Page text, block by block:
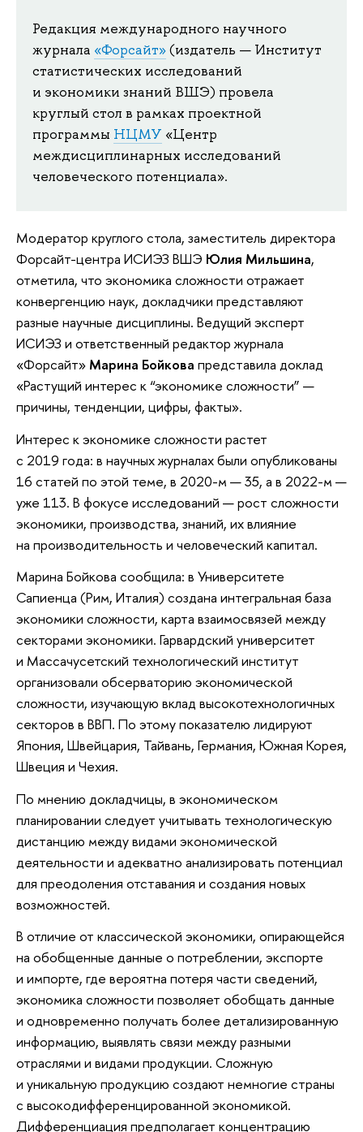
Редакция международного научного
журнала «Форсайт»(издатель — Институт
статистических исследований
и экономики знаний ВШЭ) провела
круглый стол в рамках проектной
программы НЦМУ «Центр
междисциплинарных исследований
человеческого потенциала».
Модератор круглого стола, заместитель директора
Форсайт-центра ИСИЭЗ ВШЭ Юлия Мильшина,
отметила, что экономика сложности отражает
конвергенцию наук, докладчики представляют
разные научные дисциплины. Ведущий эксперт
ИСИЭЗ и ответственный редактор журнала
«Форсайт» Марина Бойкова представила доклад
«Растущий интерес к “экономике сложности” —
причины, тенденции, цифры, факты».
Интерес к экономике сложности растет
с 2019 года: в научных журналах были опубликованы
16 статей по этой теме, в 2020-м — 35, а в 2022-м —
уже 113. В фокусе исследований — рост сложности
экономики, производства, знаний, их влияние
на производительность и человеческий капитал.
Марина Бойкова сообщила: в Университете
Сапиенца (Рим, Италия) создана интегральная база
экономики сложности, карта взаимосвязей между
секторами экономики. Гарвардский университет
и Массачусетский технологический институт
организовали обсерваторию экономической
сложности, изучающую вклад высокотехнологичных
секторов в ВВП. По этому показателю лидируют
Япония, Швейцария, Тайвань, Германия, Южная Корея,
Швеция и Чехия.
По мнению докладчицы, в экономическом
планировании следует учитывать технологическую
дистанцию между видами экономической
деятельности и адекватно анализировать потенциал
для преодоления отставания и создания новых
возможностей.
В отличие от классической экономики, опирающейся
на обобщенные данные о потреблении, экспорте
и импорте, где вероятна потеря части сведений,
экономика сложности позволяет обобщать данные
и одновременно получать более детализированную
информацию, выявлять связи между разными
отраслями и видами продукции. Сложную
и уникальную продукцию создают немногие страны
с высокодифференцированной экономикой.
Дифференциация предполагает концентрацию